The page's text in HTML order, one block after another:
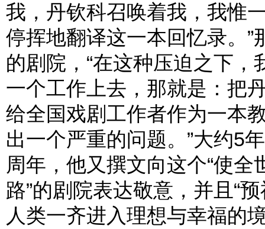
我，丹钦科召唤着我，我惟
停挥地翻译这一本回忆录。
的剧院，“在这种压迫之下
一个工作上去，那就是：把
给全国戏剧工作者作为一本
出一个严重的问题。”大约5
周年，他又撰文向这个“使全
路”的剧院表达敬意，并且“
人类一齐进入理想与幸福的